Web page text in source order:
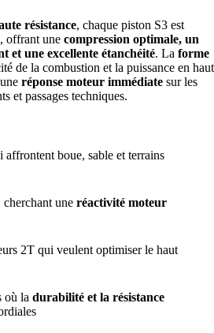
résistance, chaque piston S3 est
, offrant une compression optimale, un
et une excellente étanchéité. La forme
de la combustion et la puissance en haut
réponse moteur immédiate sur les
et passages techniques.
boue, sable et terrains
une réactivité moteur
2T qui veulent optimiser le haut
où la durabilité et la résistance